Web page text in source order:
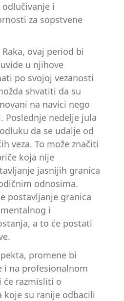
i
za sopstvene
ovaj period bi
u njihove
po svojoj vezanosti
shvatiti da su
na navici nego
Poslednje nedelje jula
da se udalje od
veza. To može značiti
koja nije
jasnijih granica
odnosima.
postavljanje granica
i
a to će postati
promene bi
i na profesionalnom
će razmisliti o
su ranije odbacili